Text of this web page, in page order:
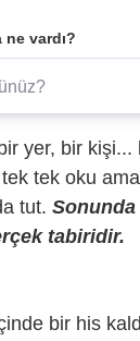
ne vardı?
yer, bir kişi...
tek oku
tut.
tabiridir.
bir his